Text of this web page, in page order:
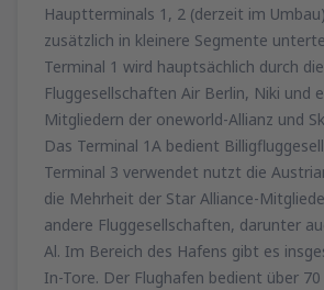
Hauptterminals 1, 2 (derzeit im
zusätzlich in kleinere Segmente
Terminal 1 wird hauptsächlich durch die
Fluggesellschaften Air Berlin, Niki und
Mitgliedern der oneworld-Allianz und
Das Terminal 1A bedient
Terminal 3 verwendet nutzt die
die Mehrheit der Star Alliance-
andere Fluggesellschaften, darunter
Al. Im Bereich des Hafens gibt es
In-Tore. Der Flughafen bedient über 70